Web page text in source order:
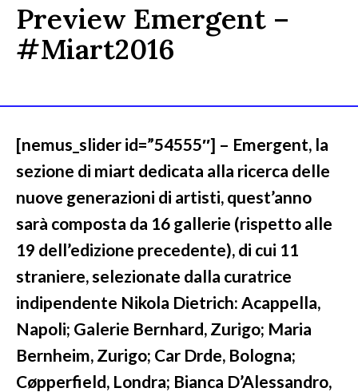
Preview Emergent –
#Miart2016
[nemus_slider id=”54555″] – Emergent, la
sezione di miart dedicata alla ricerca delle
nuove generazioni di artisti, quest’anno
sarà composta da 16 gallerie (rispetto alle
19 dell’edizione precedente), di cui 11
straniere, selezionate dalla curatrice
indipendente Nikola Dietrich: Acappella,
Napoli; Galerie Bernhard, Zurigo; Maria
Bernheim, Zurigo; Car Drde, Bologna;
Cøpperfield, Londra; Bianca D’Alessandro,